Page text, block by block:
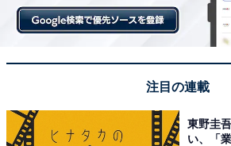
地下深くから湧き出た良質な天然
遠赤外線サウナの相性が抜群で、
美味しいクラフトビールが楽しめ
のポイントです。
注目の連載
東野圭
い、「